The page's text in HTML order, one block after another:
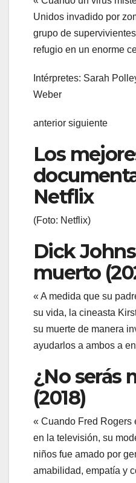
Unidos invadido por
grupo de
refugio en un enorme
Intérpretes: Sarah
Weber
anterior siguiente
Los
Netflix
(Foto: Netflix)
Dick
muerto
« A medida que su
su vida, la cineasta
su muerte de manera
ayudarlos a ambos a
¿No serás
(2018)
« Cuando Fred Rogers
en la televisión, su
niños fue amado por
amabilidad, empatía y